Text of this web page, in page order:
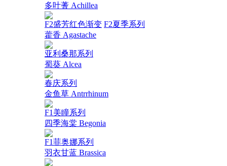
多叶蓍 Achillea
F2盛芳红色渐变 F2夏季系列
藿香 Agastache
亚利桑那系列
蜀葵 Alcea
春庆系列
金鱼草 Antrrhinum
F1美瞳系列
四季海棠 Begonia
F1菲奥娜系列
羽衣甘蓝 Brassica